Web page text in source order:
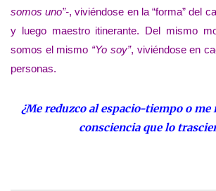
somos uno”-, viviéndose en la “forma” del
y luego maestro itinerante. Del mismo
somos el mismo “Yo soy”, viviéndose en
personas.
¿Me reduzco al espacio-tiempo o me
consciencia que lo